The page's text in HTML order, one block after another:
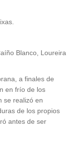
Blanco, Loureira
a finales de
en frío de los
se realizó en
de los propios
antes de ser